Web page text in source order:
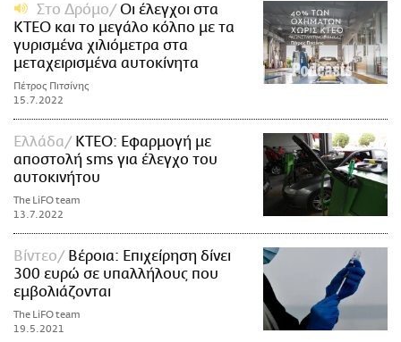
Στο Δρόμο
Οι έλεγχοι στα
ΚΤΕΟ και το μεγάλο κόλπο με τα
γυρισμένα χιλιόμετρα στα
μεταχειρισμένα αυτοκίνητα
Πέτρος Πιτσίνης
15.7.2022
Ελλάδα
ΚΤΕΟ: Εφαρμογή με
αποστολή sms για έλεγχο του
αυτοκινήτου
The LiFO team
13.7.2022
Βίντεο
Βέροια: Επιχείρηση δίνει
300 ευρώ σε υπαλλήλους που
εμβολιάζονται
The LiFO team
19.5.2021